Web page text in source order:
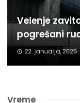
Velenje
pogrešani
22. januarja, 2025
Vreme